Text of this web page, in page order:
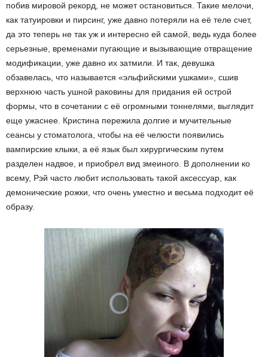
побив мировой рекорд, не может остановиться. Такие мелочи,
как татуировки и пирсинг, уже давно потеряли на её теле счет,
да это теперь не так уж и интересно ей самой, ведь куда более
серьезные, временами пугающие и вызывающие отвращение
модификации, уже давно их затмили. И так, девушка
обзавелась, что называется «эльфийскими ушками», сшив
верхнюю часть ушной раковины для придания ей острой
формы, что в сочетании с её огромными тоннелями, выглядит
еще ужаснее. Кристина пережила долгие и мучительные
сеансы у стоматолога, чтобы на её челюсти появились
вампирские клыки, а её язык был хирургическим путем
разделен надвое, и приобрел вид змеиного. В дополнении ко
всему, Рэй часто любит использовать такой аксессуар, как
демонические рожки, что очень уместно и весьма подходит её
образу.